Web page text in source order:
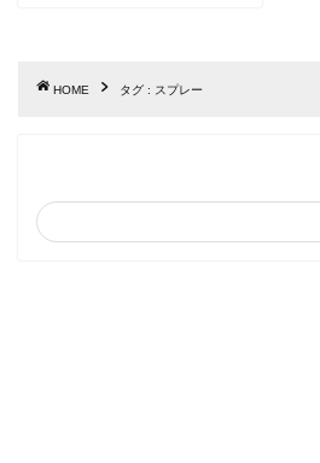
HOME タグ : スプレー